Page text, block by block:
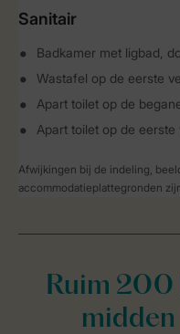
Sanitair
Badkamer met ligbad,
Wastafel op de eerste
Apart toilet op de
Apart toilet op de eerste
Afwijkingen bij de indeling,
accommodatieplattegronden
Ruim 200